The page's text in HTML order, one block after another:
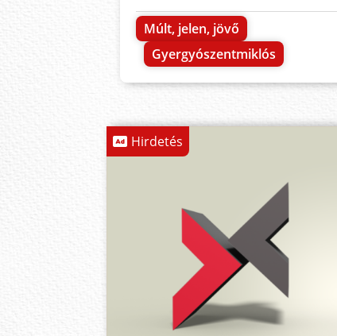
Múlt, jelen, jövő
Gyergyószentmiklós
Hirdetés